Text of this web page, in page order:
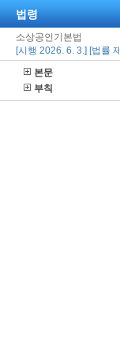
법령
소상공인기본법
[시행 2026. 6. 3.] [법률
본문
부칙